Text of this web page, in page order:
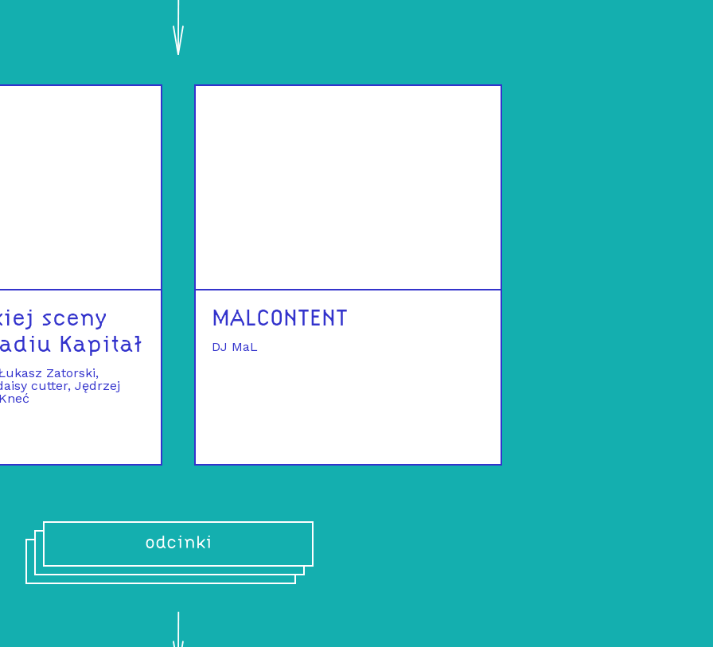
sceny
Kapitał
Zatorski
cutter Jędrzej
MALCONTENT
DJ MaL
odcinki